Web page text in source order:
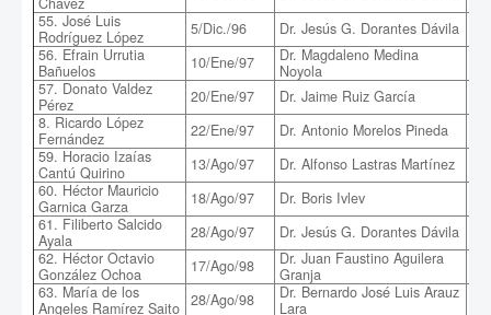
55. José Luis
Rodríguez López
5/Dic./96 Dr. Jesús G. Dorantes Dávila
56. Efrain Urrutia
Bañuelos
10/Ene/97
Dr. Magdaleno Medina
Noyola
57. Donato Valdez
Pérez
20/Ene/97 Dr. Jaime Ruiz García
8. Ricardo López
Fernández
22/Ene/97 Dr. Antonio Morelos Pineda
59. Horacio Izaías
Cantú Quirino
13/Ago/97 Dr. Alfonso Lastras Martínez
60. Héctor Mauricio
Garnica Garza
18/Ago/97 Dr. Boris Ivlev
61. Filiberto Salcido
Ayala
28/Ago/97 Dr. Jesús G. Dorantes Dávila
62. Héctor Octavio
González Ochoa
17/Ago/98
Dr. Juan Faustino Aguilera
Granja
63. María de los
Angeles Ramírez Saito 28/Ago/98
Dr. Bernardo José Luis Arauz
Lara